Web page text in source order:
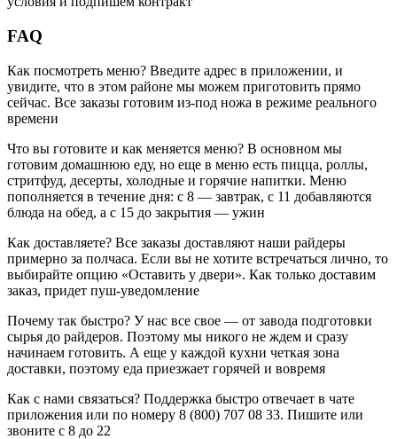
FAQ
Как посмотреть меню? Введите адрес в приложении, и
увидите, что в этом районе мы можем приготовить прямо
сейчас. Все заказы готовим из-под ножа в режиме реального
времени
Что вы готовите и как меняется меню? В основном мы
готовим домашнюю еду, но еще в меню есть пицца, роллы,
стритфуд, десерты, холодные и горячие напитки. Меню
пополняется в течение дня: с 8 — завтрак, с 11 добавляются
блюда на обед, а с 15 до закрытия — ужин
Как доставляете? Все заказы доставляют наши райдеры
примерно за полчаса. Если вы не хотите встречаться лично, то
выбирайте опцию «Оставить у двери». Как только доставим
заказ, придет пуш-уведомление
Почему так быстро? У нас все свое — от завода подготовки
сырья до райдеров. Поэтому мы никого не ждем и сразу
начинаем готовить. А еще у каждой кухни четкая зона
доставки, поэтому еда приезжает горячей и вовремя
Как с нами связаться? Поддержка быстро отвечает в чате
приложения или по номеру 8 (800) 707 08 33. Пишите или
звоните с 8 до 22